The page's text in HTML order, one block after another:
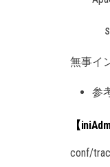
無事イ
参
【
conf/